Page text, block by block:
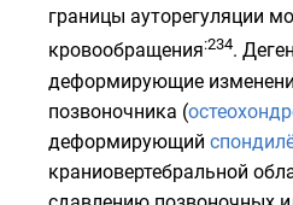
границы ауторегуляции
кровообращения:234.
деформирующие
позвоночника (
деформирующий
краниовертебральной